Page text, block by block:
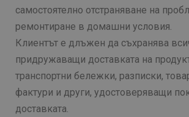
самостоятелно отстраняване на
ремонтиране в домашни условия.
Клиентът е длъжен да съхранява
придружаващи доставката на
транспортни бележки, разписки,
фактури и други, удостоверяващи
доставката.